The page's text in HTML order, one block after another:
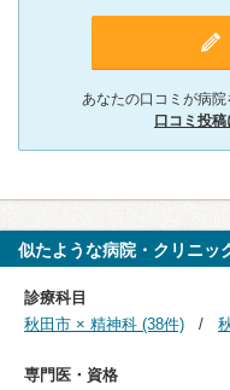
あなたの口コミが病院
口コミ投
似たような病院・クリニッ
診療科目
秋田市 × 精神科 (38件)
専門医・資格